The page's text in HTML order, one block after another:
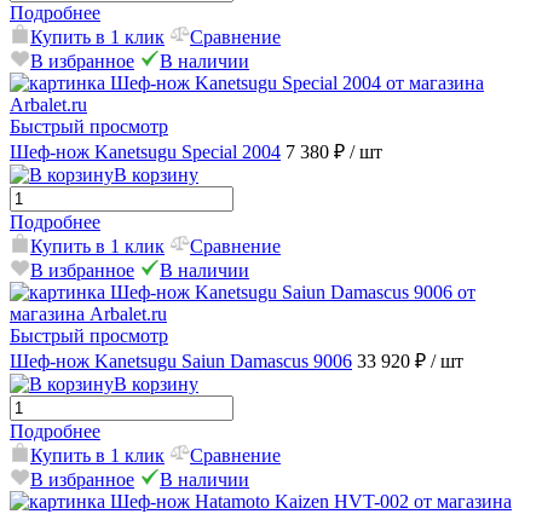
Подробнее
Купить в 1 клик
Сравнение
В избранное
В наличии
Быстрый просмотр
Шеф-нож Kanetsugu Special 2004 7 380 ₽ / шт
В корзину
Подробнее
Купить в 1 клик
Сравнение
В избранное
В наличии
Быстрый просмотр
Шеф-нож Kanetsugu Saiun Damascus 9006 33 920 ₽ / шт
В корзину
Подробнее
Купить в 1 клик
Сравнение
В избранное
В наличии